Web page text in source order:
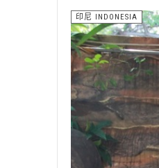
印尼 INDONESIA